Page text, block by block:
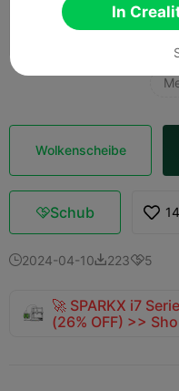
Wolkenscheibe
Schub
2024-04-102235
🚀 SPARKX i7
(26% OFF) >>
In